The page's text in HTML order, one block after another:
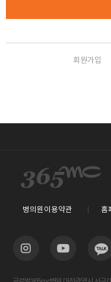
회원가입
병의원이용약관 홈